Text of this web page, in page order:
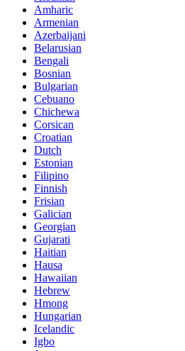
Amharic
Armenian
Azerbaijani
Belarusian
Bengali
Bosnian
Bulgarian
Cebuano
Chichewa
Corsican
Croatian
Dutch
Estonian
Filipino
Finnish
Frisian
Galician
Georgian
Gujarati
Haitian
Hausa
Hawaiian
Hebrew
Hmong
Hungarian
Icelandic
Igbo